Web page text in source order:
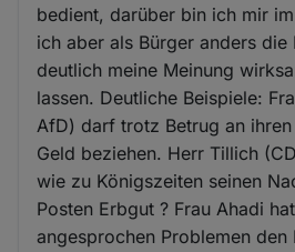
bedient, darüber bin ich mir
ich aber als Bürger anders
deutlich meine Meinung
lassen. Deutliche Beispiele:
AfD) darf trotz Betrug an
Geld beziehen. Herr Tillich
wie zu Königszeiten seinen
Posten Erbgut ? Frau Ahadi
angesprochen Problemen den